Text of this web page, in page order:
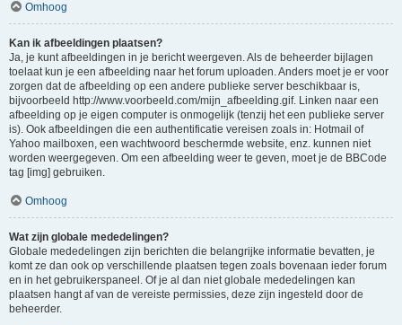
Omhoog
Kan ik afbeeldingen plaatsen?
Ja, je kunt afbeeldingen in je bericht weergeven. Als de beheerder bijlagen
toelaat kun je een afbeelding naar het forum uploaden. Anders moet je er voor
zorgen dat de afbeelding op een andere publieke server beschikbaar is,
bijvoorbeeld http://www.voorbeeld.com/mijn_afbeelding.gif. Linken naar een
afbeelding op je eigen computer is onmogelijk (tenzij het een publieke server
is). Ook afbeeldingen die een authentificatie vereisen zoals in: Hotmail of
Yahoo mailboxen, een wachtwoord beschermde website, enz. kunnen niet
worden weergegeven. Om een afbeelding weer te geven, moet je de BBCode
tag [img] gebruiken.
Omhoog
Wat zijn globale mededelingen?
Globale mededelingen zijn berichten die belangrijke informatie bevatten, je
komt ze dan ook op verschillende plaatsen tegen zoals bovenaan ieder forum
en in het gebruikerspaneel. Of je al dan niet globale mededelingen kan
plaatsen hangt af van de vereiste permissies, deze zijn ingesteld door de
beheerder.